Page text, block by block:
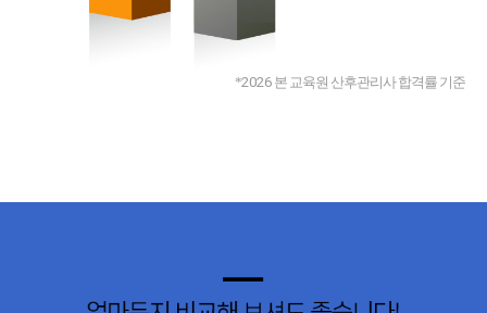
*2026 본 교육원 산후관리사 합격률 기준